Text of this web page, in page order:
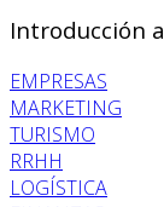
Introducción
EMPRESAS
MARKETING
TURISMO
RRHH
LOGÍSTICA